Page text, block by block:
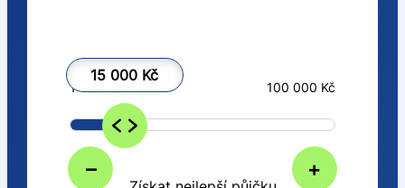
15 000 Kč
– +
1 000 Kč 100 000 Kč